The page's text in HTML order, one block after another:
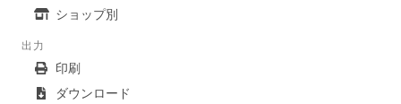
ショップ別
出力
印刷
ダウンロード